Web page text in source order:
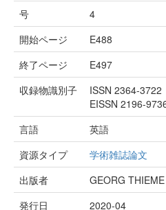
号
4
開始ページ
E488
終了ページ
E497
収録物識別子
ISSN 2364-3722
EISSN 2196-
言語
英語
資源タイプ
学術雑誌論文
出版者
GEORG
発行日
2020-04